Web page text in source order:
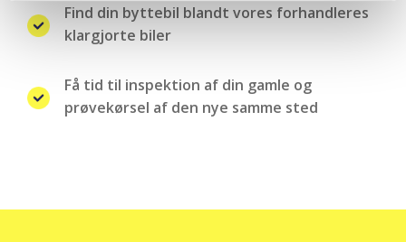
Find din byttebil blandt vores forhandleres
klargjorte biler
Få tid til inspektion af din gamle og
prøvekørsel af den nye samme sted